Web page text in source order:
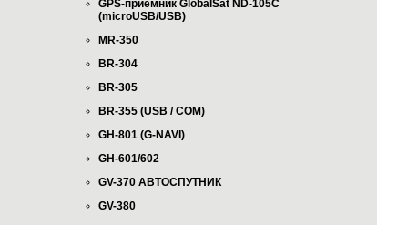
GPS-приёмник GlobalSat ND-105C
(microUSB/USB)
MR-350
BR-304
BR-305
BR-355 (USB / COM)
GH-801 (G-NAVI)
GH-601/602
GV-370 АВТОСПУТНИК
GV-380